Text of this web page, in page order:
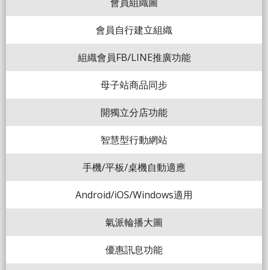
會員自行建立組織
組織會員FB/LINE推廣功能
母子站商品同步
開獨立分店功能
智慧型行動網站
手機/平板/桌機自動適應
Android/iOS/Windows適用
氣派輪播大圖
優惠訊息功能